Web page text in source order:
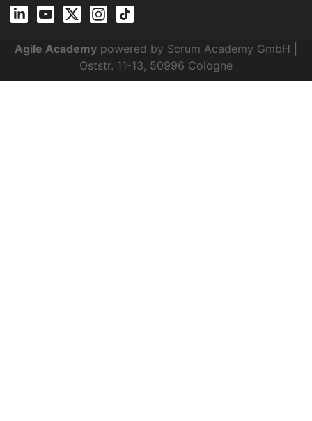
Agile Academy powered by Scrum Academy GmbH |
Oststr. 11-13, 50996 Cologne